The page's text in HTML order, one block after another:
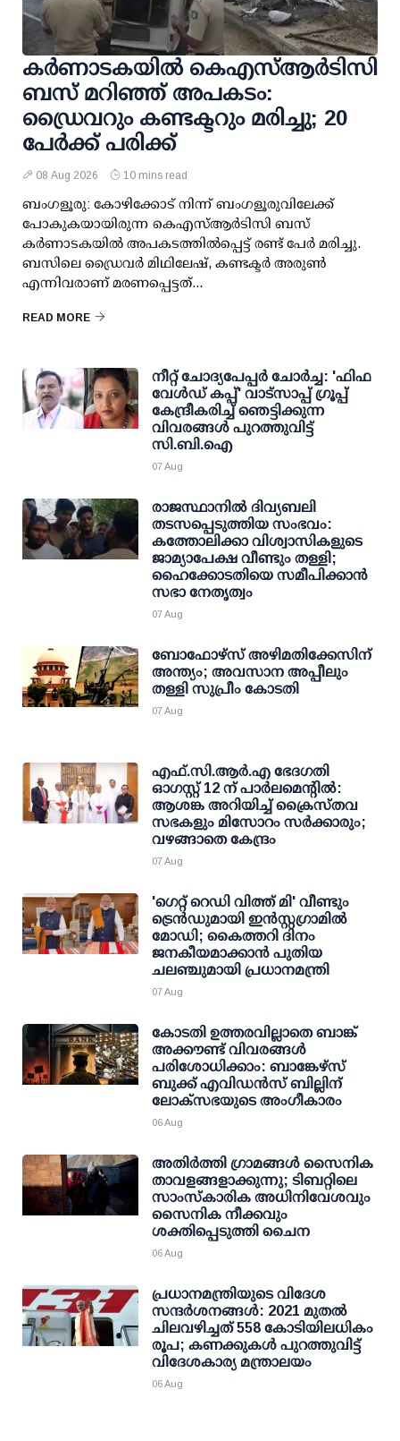
കര്‍ണാടകയില്‍ കെഎസ്ആര്‍ടിസി
ബസ് മറിഞ്ഞ് അപകടം:
ഡ്രൈവറും കണ്ടക്ടറും മരിച്ചു; 20
പേര്‍ക്ക് പരിക്ക്
08 Aug 2026 10 mins read
ബംഗളൂരു: കോഴിക്കോട് നിന്ന് ബംഗളൂരുവിലേക്ക്
പോകുകയായിരുന്ന കെഎസ്ആര്‍ടിസി ബസ്
കര്‍ണാടകയില്‍ അപകടത്തില്‍പ്പെട്ട് രണ്ട് പേര്‍ മരിച്ചു.
ബസിലെ ഡ്രൈവര്‍ മിഥിലേഷ്, കണ്ടക്ടര്‍ അരുണ്‍
എന്നിവരാണ് മരണപ്പെട്ടത്...
READ MORE
നീറ്റ് ചോദ്യപേപ്പര്‍ ചോര്‍ച്ച: 'ഫിഫ
വേള്‍ഡ് കപ്പ്' വാട്സാപ്പ് ഗ്രൂപ്പ്
കേന്ദ്രീകരിച്ച് ഞെട്ടിക്കുന്ന
വിവരങ്ങള്‍ പുറത്തുവിട്ട്
സി.ബി.ഐ
07 Aug
രാജസ്ഥാനിൽ ദിവ്യബലി
തടസപ്പെടുത്തിയ സംഭവം:
കത്തോലിക്കാ വിശ്വാസികളുടെ
ജാമ്യാപേക്ഷ വീണ്ടും തള്ളി;
ഹൈക്കോടതിയെ സമീപിക്കാൻ
സഭാ നേതൃത്വം
07 Aug
ബോഫോഴ്സ് അഴിമതിക്കേസിന്
അന്ത്യം; അവസാന അപ്പീലും
തള്ളി സുപ്രീം കോടതി
07 Aug
എഫ്.സി.ആര്‍.എ ഭേദഗതി
ഓഗസ്റ്റ് 12 ന് പാര്‍ലമെന്റില്‍:
ആശങ്ക അറിയിച്ച് ക്രൈസ്തവ
സഭകളും മിസോറം സര്‍ക്കാരും;
വഴങ്ങാതെ കേന്ദ്രം
07 Aug
'ഗെറ്റ് റെഡി വിത്ത് മി' വീണ്ടും
ട്രെന്‍ഡുമായി ഇന്‍സ്റ്റഗ്രാമില്‍
മോഡി; കൈത്തറി ദിനം
ജനകീയമാക്കാന്‍ പുതിയ
ചലഞ്ചുമായി പ്രധാനമന്ത്രി
07 Aug
കോടതി ഉത്തരവില്ലാതെ ബാങ്ക്
അക്കൗണ്ട് വിവരങ്ങള്‍
പരിശോധിക്കാം: ബാങ്കേഴ്സ്
ബുക്ക് എവിഡന്‍സ് ബില്ലിന്
ലോക്സഭയുടെ അംഗീകാരം
06 Aug
അതിര്‍ത്തി ഗ്രാമങ്ങള്‍ സൈനിക
താവളങ്ങളാക്കുന്നു; ടിബറ്റിലെ
സാംസ്‌കാരിക അധിനിവേശവും
സൈനിക നീക്കവും
ശക്തിപ്പെടുത്തി ചൈന
06 Aug
പ്രധാനമന്ത്രിയുടെ വിദേശ
സന്ദർശനങ്ങൾ: 2021 മുതൽ
ചിലവഴിച്ചത് 558 കോടിയിലധികം
രൂപ; കണക്കുകൾ പുറത്തുവിട്ട്
വിദേശകാര്യ മന്ത്രാലയം
06 Aug